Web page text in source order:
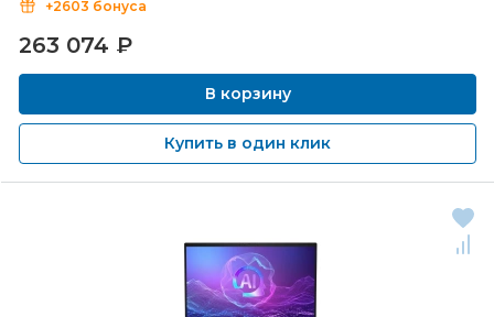
+2603 бонуса
263 074 ₽
В корзину
Купить в один клик